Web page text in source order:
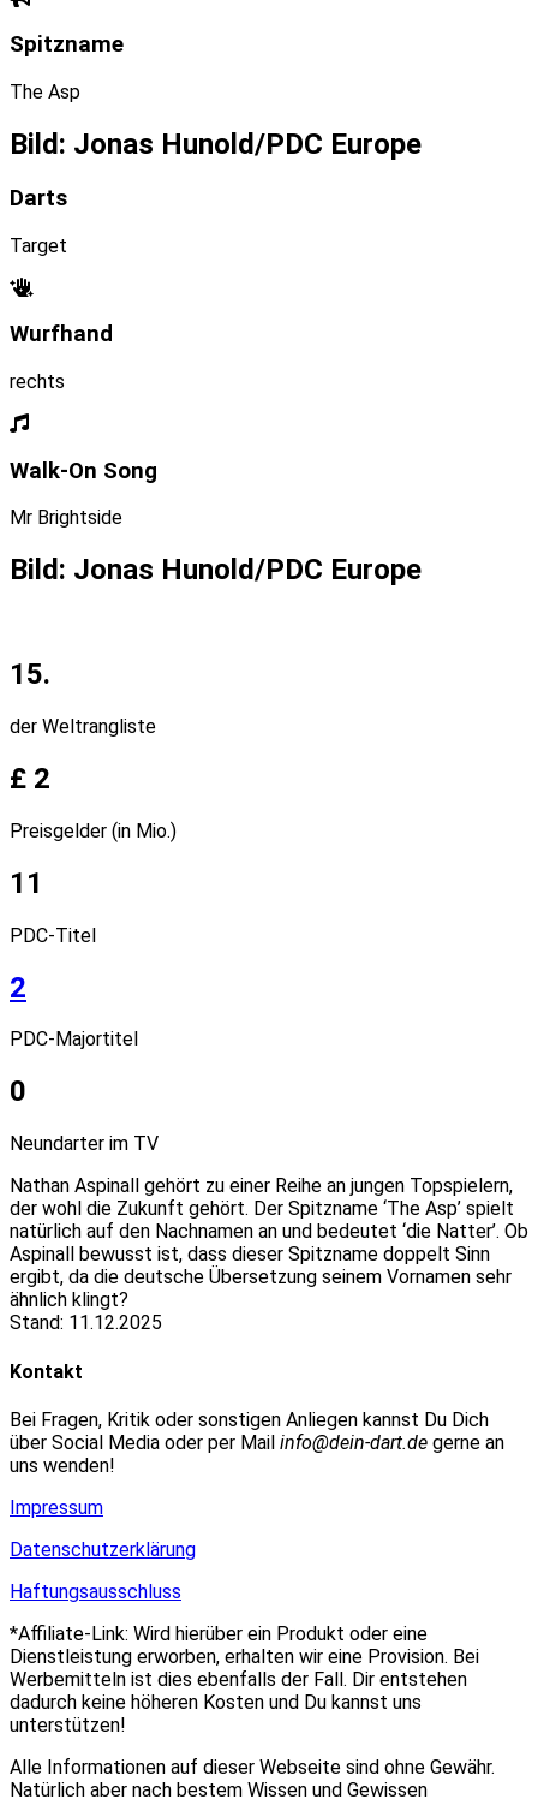
Spitzname
The Asp
Bild: Jonas Hunold/PDC Europe
Darts
Target
Wurfhand
rechts
Walk-On Song
Mr Brightside
Bild: Jonas Hunold/PDC Europe
15.
der Weltrangliste
£ 2
Preisgelder (in Mio.)
11
PDC-Titel
2
PDC-Majortitel
0
Neundarter im TV
Nathan Aspinall gehört zu einer Reihe an jungen Topspielern,
der wohl die Zukunft gehört. Der Spitzname ‘The Asp’ spielt
natürlich auf den Nachnamen an und bedeutet ‘die Natter’. Ob
Aspinall bewusst ist, dass dieser Spitzname doppelt Sinn
ergibt, da die deutsche Übersetzung seinem Vornamen sehr
ähnlich klingt?
Stand: 11.12.2025
Kontakt
Bei Fragen, Kritik oder sonstigen Anliegen kannst Du Dich
über Social Media oder per Mail info@dein-dart.de gerne an
uns wenden!
Impressum
Datenschutzerklärung
Haftungsausschluss
*Affiliate-Link: Wird hierüber ein Produkt oder eine
Dienstleistung erworben, erhalten wir eine Provision. Bei
Werbemitteln ist dies ebenfalls der Fall. Dir entstehen
dadurch keine höheren Kosten und Du kannst uns
unterstützen!
Alle Informationen auf dieser Webseite sind ohne Gewähr.
Natürlich aber nach bestem Wissen und Gewissen